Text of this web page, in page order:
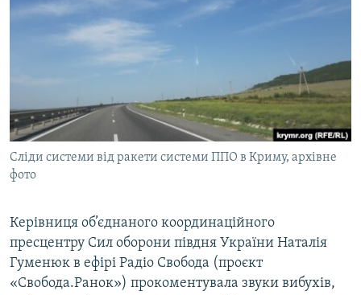
СПЕЦПРОЕКТИ
СВІДЧЕННЯ ОКУПАЦІЇ
УКРАЇНСЬКА ПРОБЛЕМА КРИМУ
ІНФОГРАФІКА
ЯК ОБІЙТИ БЛОКУВАННЯ
Qırımtatar
ДОЛУЧАЙСЯ!
Усі сайти RFE/RL
Сліди системи від ракети системи ППО в Криму, архівне
фото
Керівниця об’єднаного координаційного
пресцентру Сил оборони півдня України Наталія
Гуменюк в ефірі Радіо Свобода (проєкт
«Свобода.Ранок») прокоментувала звуки вибухів,